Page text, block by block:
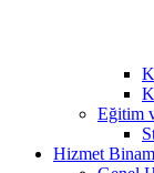
Eğitim
Hizmet